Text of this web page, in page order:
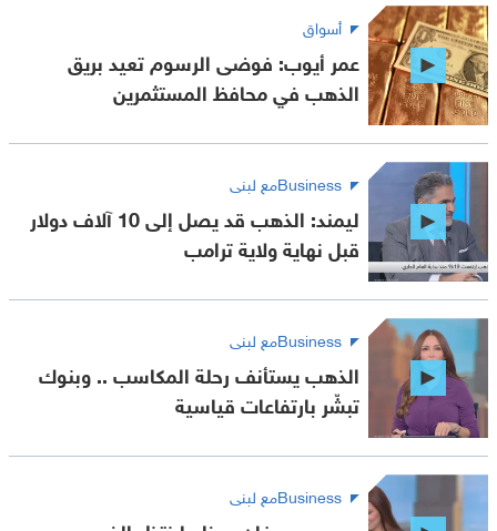
أسواق
عمر أيوب: فوضى الرسوم تعيد بريق
الذهب في محافظ المستثمرين
Businessمع لبنى
ليمند: الذهب قد يصل إلى 10 آلاف دولار
قبل نهاية ولاية ترامب
Businessمع لبنى
الذهب يستأنف رحلة المكاسب .. وبنوك
تبشّر بارتفاعات قياسية
Businessمع لبنى